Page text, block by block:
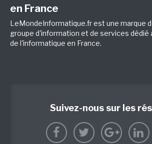
en France
LeMondeInformatique.fr est une marque
groupe d'information et de services dédié
de l'informatique en France.
Suivez-nous sur les